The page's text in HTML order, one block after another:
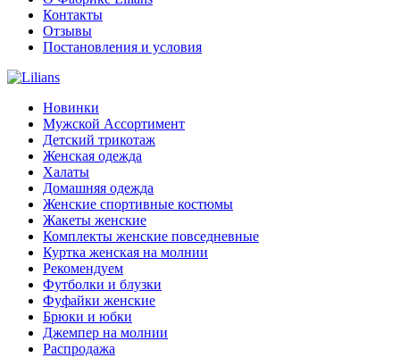
Контакты
Отзывы
Постановления и условия
Новинки
Мужской Ассортимент
Детcкий трикотаж
Женская одежда
Халаты
Домашняя одежда
Женские спортивные костюмы
Жакеты женские
Комплекты женские повседневные
Куртка женская на молнии
Рекомендуем
Футболки и блузки
Фуфайки женские
Брюки и юбки
Джемпер на молнии
Распродажа